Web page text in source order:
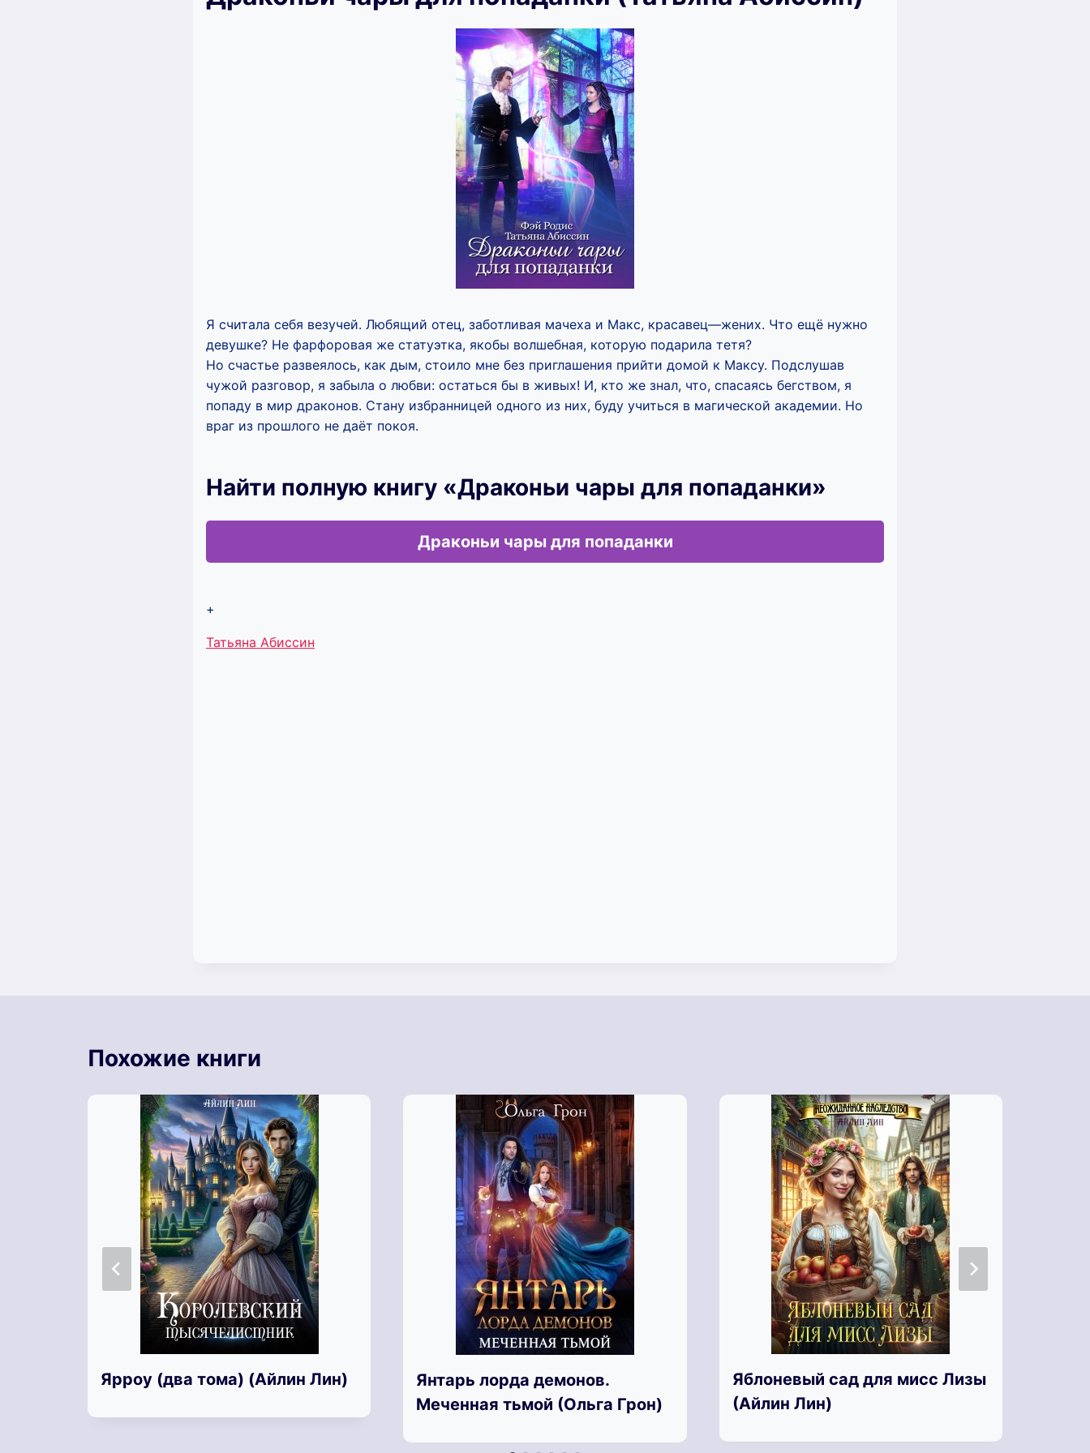
Я считала себя везучей. Любящий отец, заботливая мачеха и Макс, красавец—жених. Что ещё нужно
девушке? Не фарфоровая же статуэтка, якобы волшебная, которую подарила тетя?
Но счастье развеялось, как дым, стоило мне без приглашения прийти домой к Максу. Подслушав
чужой разговор, я забыла о любви: остаться бы в живых! И, кто же знал, что, спасаясь бегством, я
попаду в мир драконов. Стану избранницей одного из них, буду учиться в магической академии. Но
враг из прошлого не даёт покоя.
Найти полную книгу «Драконьи чары для попаданки»
Драконьи чары для попаданки
+
Метки
Татьяна Абиссин
Похожие книги
Ярроу (два тома) (Айлин Лин)
Янтарь лорда демонов.
Меченная тьмой (Ольга Грон)
Яблоневый сад для мисс Лизы
(Айлин Лин)